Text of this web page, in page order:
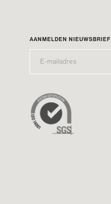
AANMELDEN NIEUWSBRIEF